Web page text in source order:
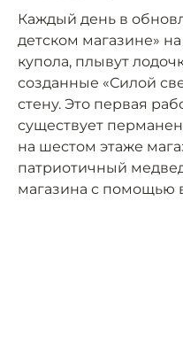
Каждый день в
детском магазине»
купола, плывут
созданные «Силой
стену. Это первая
существует
на шестом этаже
патриотичный
магазина с помощью